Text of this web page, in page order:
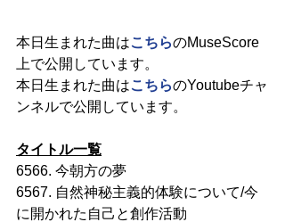
本日生まれた曲はこちらのMuseScore
上で公開しています。
本日生まれた曲はこちらのYoutubeチャ
ンネルで公開しています。
タイトル一覧
6566. 今朝方の夢
6567. 自然神秘主義的体験について/今
に開かれた自己と創作活動